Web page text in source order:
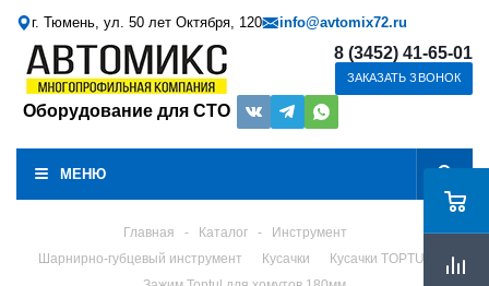
г. Тюмень, ул. 50 лет Октября, 120 info@avtomix72.ru
Оборудование для СТО
8 (3452) 41-65-01
ЗАКАЗАТЬ ЗВОНОК
МЕНЮ
Главная - Каталог -
Инструмент
Шарнирно-губцевый инструмент
Кусачки
Кусачки TOPTUL